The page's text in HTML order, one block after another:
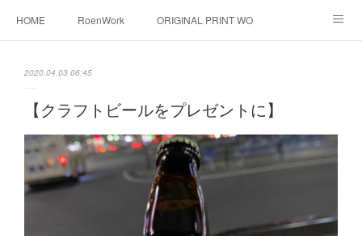
HOME RoenWork ORIGINAL PRINT WORK SHOP
転写（カッティングシート）昇華転写プリント
シルクスクリーン その他 お問い合わせ
画像提供方法
2020.04.03 06:45
【クラフトビールをプレゼントに】